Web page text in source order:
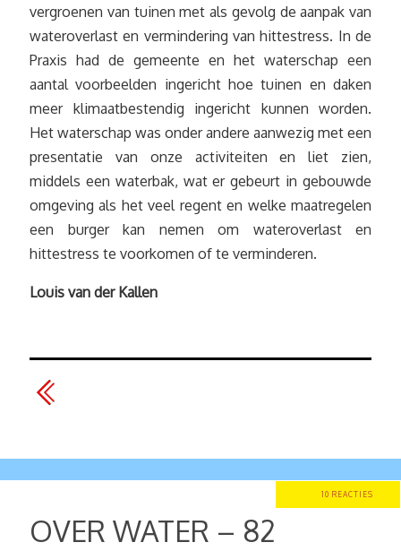
vergroenen van tuinen met als gevolg de aanpak van
wateroverlast en vermindering van hittestress. In de
Praxis had de gemeente en het waterschap een
aantal voorbeelden ingericht hoe tuinen en daken
meer klimaatbestendig ingericht kunnen worden.
Het waterschap was onder andere aanwezig met een
presentatie van onze activiteiten en liet zien,
middels een waterbak, wat er gebeurt in gebouwde
omgeving als het veel regent en welke maatregelen
een burger kan nemen om wateroverlast en
hittestress te voorkomen of te verminderen.
Louis van der Kallen
10 REACTIES
OVER WATER – 82